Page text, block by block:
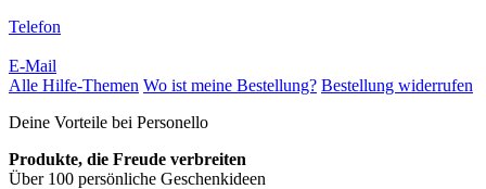
Telefon
E-Mail
Alle Hilfe-Themen Wo ist meine Bestellung? Bestellung widerrufen
Deine Vorteile bei Personello
Produkte, die Freude verbreiten
Über 100 persönliche Geschenkideen